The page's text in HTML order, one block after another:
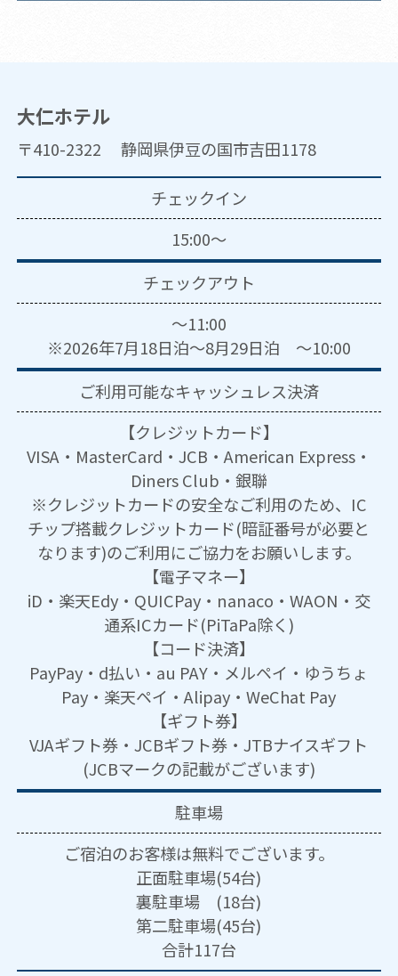
大仁ホテル
〒410-2322 静岡県伊豆の国市吉田1178
チェックイン
15:00～
チェックアウト
～11:00
※2026年7月18日泊～8月29日泊 ～10:00
ご利用可能なキャッシュレス決済
【クレジットカード】
VISA・MasterCard・JCB・American Express・
Diners Club・銀聯
※クレジットカードの安全なご利用のため、IC
チップ搭載クレジットカード(暗証番号が必要と
なります)のご利用にご協力をお願いします。
【電子マネー】
iD・楽天Edy・QUICPay・nanaco・WAON・交
通系ICカード(PiTaPa除く)
【コード決済】
PayPay・d払い・au PAY・メルペイ・ゆうちょ
Pay・楽天ペイ・Alipay・WeChat Pay
【ギフト券】
VJAギフト券・JCBギフト券・JTBナイスギフト
(JCBマークの記載がございます)
駐車場
ご宿泊のお客様は無料でございます。
正面駐車場(54台)
裏駐車場 (18台)
第二駐車場(45台)
合計117台